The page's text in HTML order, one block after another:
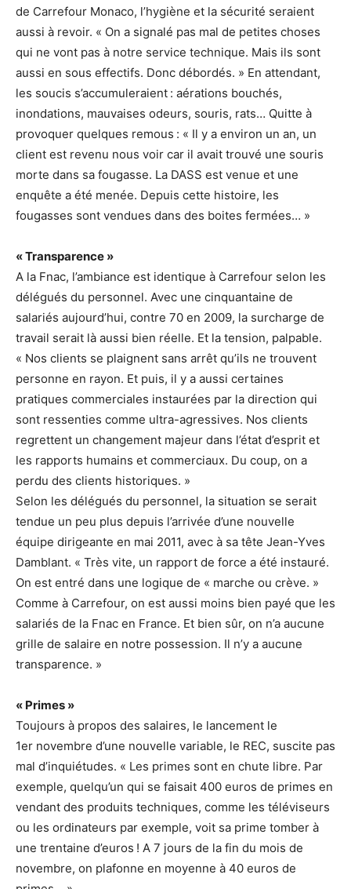
de Carrefour Monaco, l’hygiène et la sécurité seraient
aussi à revoir. « On a signalé pas mal de petites choses
qui ne vont pas à notre service technique. Mais ils sont
aussi en sous effectifs. Donc débordés. » En attendant,
les soucis s’accumuleraient : aérations bouchés,
inondations, mauvaises odeurs, souris, rats… Quitte à
provoquer quelques remous : « Il y a environ un an, un
client est revenu nous voir car il avait trouvé une souris
morte dans sa fougasse. La DASS est venue et une
enquête a été menée. Depuis cette histoire, les
fougasses sont vendues dans des boites fermées… »
« Transparence »
A la Fnac, l’ambiance est identique à Carrefour selon les
délégués du personnel. Avec une cinquantaine de
salariés aujourd’hui, contre 70 en 2009, la surcharge de
travail serait là aussi bien réelle. Et la tension, palpable.
« Nos clients se plaignent sans arrêt qu’ils ne trouvent
personne en rayon. Et puis, il y a aussi certaines
pratiques commerciales instaurées par la direction qui
sont ressenties comme ultra-agressives. Nos clients
regrettent un changement majeur dans l’état d’esprit et
les rapports humains et commerciaux. Du coup, on a
perdu des clients historiques. »
Selon les délégués du personnel, la situation se serait
tendue un peu plus depuis l’arrivée d’une nouvelle
équipe dirigeante en mai 2011, avec à sa tête Jean-Yves
Damblant. « Très vite, un rapport de force a été instauré.
On est entré dans une logique de « marche ou crève. »
Comme à Carrefour, on est aussi moins bien payé que les
salariés de la Fnac en France. Et bien sûr, on n’a aucune
grille de salaire en notre possession. Il n’y a aucune
transparence. »
« Primes »
Toujours à propos des salaires, le lancement le
1er novembre d’une nouvelle variable, le REC, suscite pas
mal d’inquiétudes. « Les primes sont en chute libre. Par
exemple, quelqu’un qui se faisait 400 euros de primes en
vendant des produits techniques, comme les téléviseurs
ou les ordinateurs par exemple, voit sa prime tomber à
une trentaine d’euros ! A 7 jours de la fin du mois de
novembre, on plafonne en moyenne à 40 euros de